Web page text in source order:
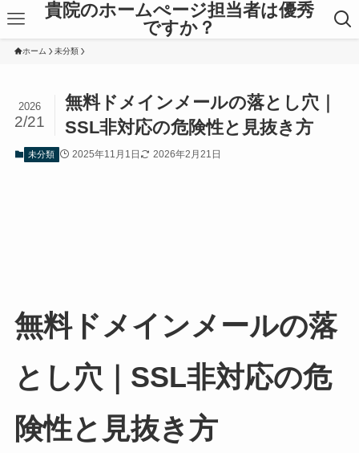
貴院のホームぺージ担当者は優秀
ですか？
ホーム 未分類
無料ドメインメールの落とし穴｜
SSL非対応の危険性と見抜き方
2026
2/21
未分類 2025年11月1日 2026年2月21日
無料ドメインメールの落
とし穴｜SSL非対応の危
険性と見抜き方